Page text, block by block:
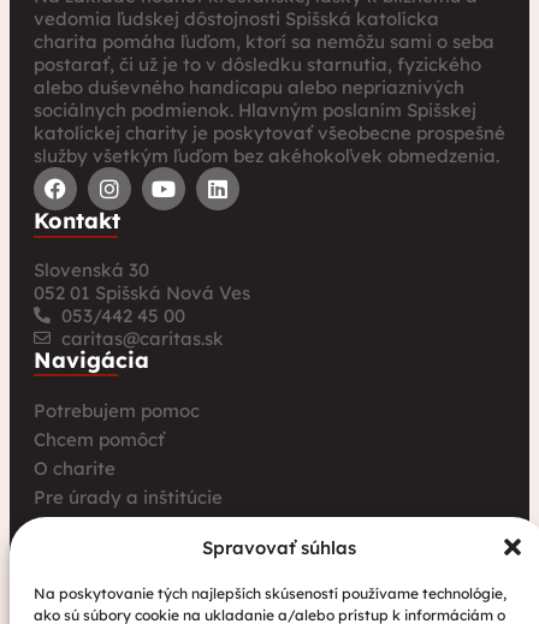
Spravovať súhlas
Na poskytovanie tých najlepších skúseností používame technológie,
ako sú súbory cookie na ukladanie a/alebo prístup k informáciám o
vedomia ľudskej dôstojnosti Spišská katolícka
charita pomáha ľuďom, ktorí sa nemôžu sami o seba
postarať, či už je to v dôsledku starnutia, fyzického
alebo duševného handicapu alebo nepriaznivých
sociálnych podmienok. Hlavným poslaním Spišskej
katolíckej charity je poskytovať všeobecne prospešné
služby všetkým ľuďom bez akéhokoľvek obmedzenia.
Kontakt
Slovenská 30
052 01 Spišská Nová Ves
053/442 45 00
caritas@caritas.sk
Navigácia
Potrebujem pomoc
Chcem pomôcť
O charite
Pre úrady a inštitúcie
Farské charity
Aktuality